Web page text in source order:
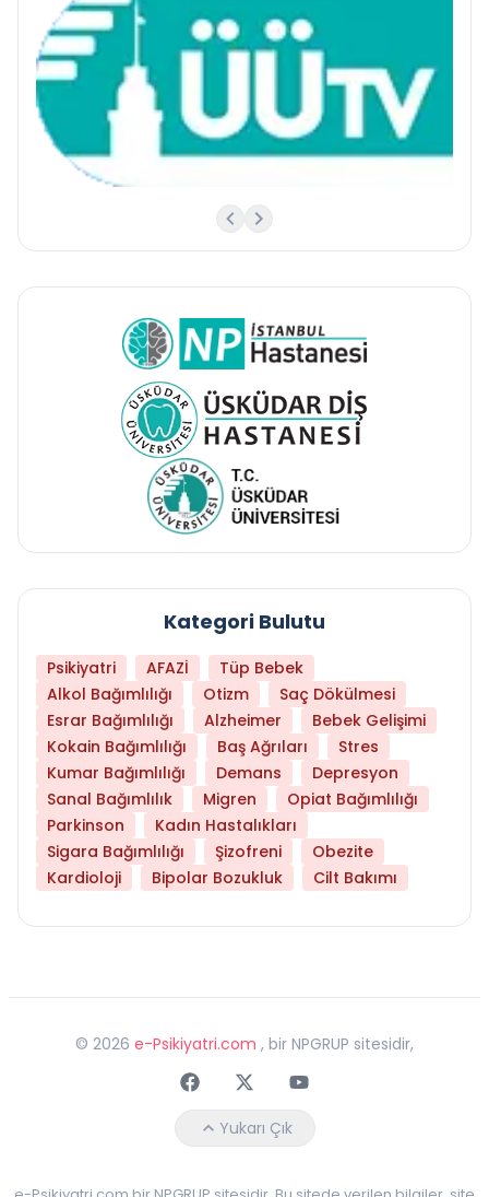
Kategori Bulutu
Psikiyatri AFAZİ
Tüp Bebek
Alkol Bağımlılığı
Otizm
Saç Dökülmesi
Esrar Bağımlılığı
Alzheimer
Bebek Gelişimi
Kokain Bağımlılığı
Baş Ağrıları
Stres
Kumar Bağımlılığı
Demans
Depresyon
Sanal Bağımlılık
Migren
Opiat Bağımlılığı
Parkinson
Kadın Hastalıkları
Sigara Bağımlılığı
Şizofreni
Obezite
Kardioloji
Bipolar Bozukluk Cilt Bakımı
© 2026 e-Psikiyatri.com , bir NPGRUP sitesidir,
FaceebokTwitterYoutube
Yukarı Çık